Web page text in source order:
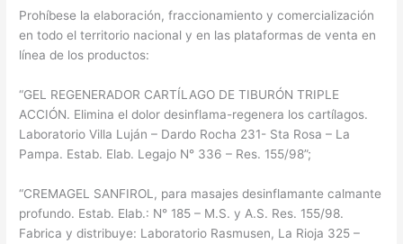
Prohíbese la elaboración, fraccionamiento y comercialización
en todo el territorio nacional y en las plataformas de venta en
línea de los productos:
“GEL REGENERADOR CARTÍLAGO DE TIBURÓN TRIPLE
ACCIÓN. Elimina el dolor desinflama-regenera los cartílagos.
Laboratorio Villa Luján – Dardo Rocha 231- Sta Rosa – La
Pampa. Estab. Elab. Legajo N° 336 – Res. 155/98”;
“CREMAGEL SANFIROL, para masajes desinflamante calmante
profundo. Estab. Elab.: N° 185 – M.S. y A.S. Res. 155/98.
Fabrica y distribuye: Laboratorio Rasmusen, La Rioja 325 –